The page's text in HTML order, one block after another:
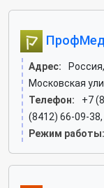
Адрес:
Московская
Телефон:
+7
(8412) 66-09-
Режим работы: